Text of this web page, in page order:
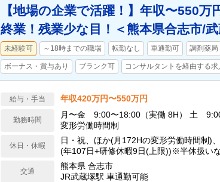
【地場の企業で活躍！】年収〜550
終業！残業少な目！＜熊本県合志市/武
未経験可 ～18時までの職場 転勤なし 車通勤可 調剤薬局
ボーナス・賞与あり ブランク可 コンサルタントを経由する求
給与・手当 年収420万円〜550万円
勤務時間
月〜金 9:00〜18:00（実働 8H） 土 9:00〜
変形労働時間制
休日・休暇
日・祝、ほか(月172Hの変形労働時間制)
(年107日+研修休暇9日(上限))※半休扱い
交通
熊本県 合志市
JR武蔵塚駅 車通勤可能